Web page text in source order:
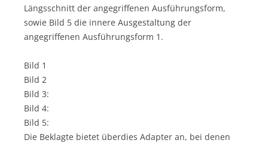
Längsschnitt der angegriffenen Ausführungsform,
sowie Bild 5 die innere Ausgestaltung der
angegriffenen Ausführungsform 1.
Bild 1
Bild 2
Bild 3:
Bild 4:
Bild 5:
Die Beklagte bietet überdies Adapter an, bei denen